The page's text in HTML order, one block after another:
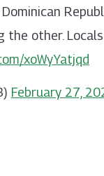
the other.
xoWyYatjqd
February 27,